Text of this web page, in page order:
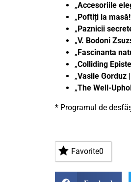
„Accesoriile
„ Poftiți la masă!
„ Paznicii
„V. Bodoni
„ Fascinanta
„Colliding
„Vasile Gorduz
„The Well-
* Programul de
Favorite0